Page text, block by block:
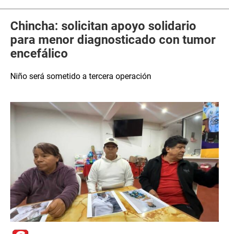
Chincha: solicitan apoyo solidario
para menor diagnosticado con tumor
encefálico
Niño será sometido a tercera operación